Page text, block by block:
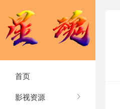
首页
影视资源